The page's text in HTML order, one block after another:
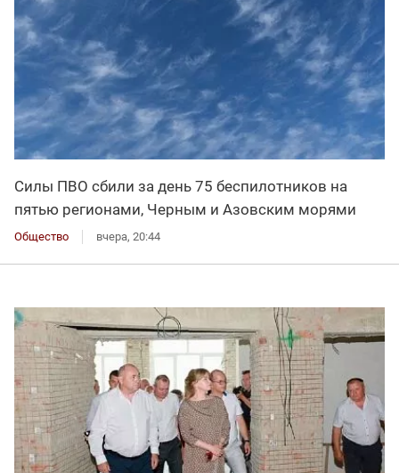
Силы ПВО сбили за день 75 беспилотников на
пятью регионами, Черным и Азовским морями
Общество вчера, 20:44